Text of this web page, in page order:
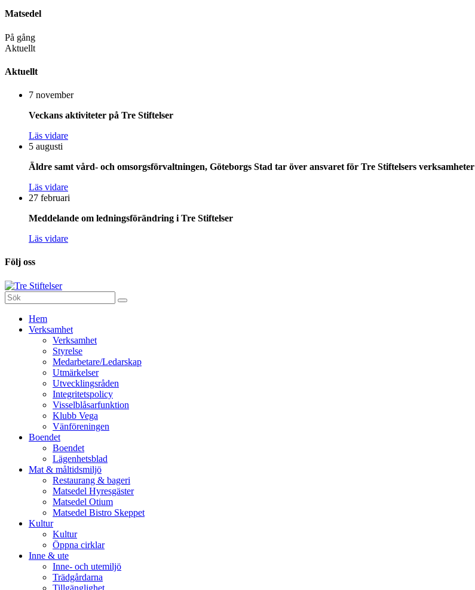
Matsedel
På gång
Aktuellt
Aktuellt
7 november
Veckans aktiviteter på Tre Stiftelser
Läs vidare
5 augusti
Äldre samt vård- och omsorgsförvaltningen, Göteborgs Stad tar över ansvaret för Tre Stiftelsers verksamheter
Läs vidare
27 februari
Meddelande om ledningsförändring i Tre Stiftelser
Läs vidare
Följ oss
Sök
efter:
vidare
Hem
Verksamhet
Verksamhet
Styrelse
Medarbetare/Ledarskap
Utmärkelser
Utvecklingsråden
Integritetspolicy
Visselblåsarfunktion
Klubb Vega
Vänföreningen
Boendet
Boendet
Lägenhetsblad
Mat & måltidsmiljö
Restaurang & bageri
Matsedel Hyresgäster
Matsedel Otium
Matsedel Bistro Skeppet
Kultur
Kultur
Öppna cirklar
Inne & ute
Inne- och utemiljö
Trädgårdarna
Tillgänglighet